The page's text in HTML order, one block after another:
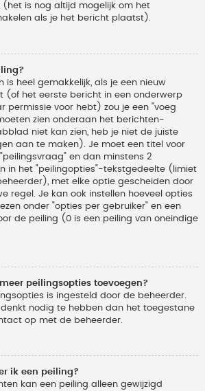
(het is nog altijd mogelijk om het
als je het bericht plaatst).
is heel gemakkelijk, als je een nieuw
(of het eerste bericht in een onderwerp
permissie voor hebt) zou je een "voeg
zien onderaan het berichten-
niet kan zien, heb je niet de juiste
aan te maken). Je moet een titel voor
en dan minstens 2
in het "peilingopties"-tekstgedeelte (limiet
met elke optie gescheiden door
regel. Je kan ook instellen hoeveel opties
onder "opties per gebruiker" en een
de peiling (0 is een peiling van oneindige
peilingsopties toevoegen?
is ingesteld door de beheerder.
nodig te hebben dan het toegestane
op met de beheerder.
ik een peiling?
kan een peiling alleen gewijzigd